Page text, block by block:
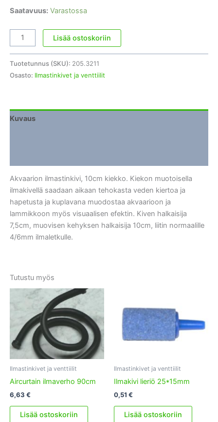
Saatavuus: Varastossa
Ilmakivi
kiekko
Lisää ostoskoriin
Tuotetunnus (SKU): 205.3211
Osasto: Ilmastinkivet ja venttiilit
Kuvaus
Akvaarion ilmastinkivi, 10cm kiekko. Kiekon muotoisella
ilmakivellä saadaan aikaan tehokasta veden kiertoa ja
hapetusta ja kuplavana muodostaa akvaarioon ja
lammikkoon myös visuaalisen efektin. Kiven halkaisija
7,5cm, muovisen kehyksen halkaisija 10cm, liitin normaalille
4/6mm ilmaletkulle.
Tutustu myös
Ilmastinkivet ja venttiilit
Aircurtain ilmaverho 90cm
6,63 €
Lisää ostoskoriin
Ilmastinkivet ja venttiilit
Ilmakivi lieriö 25*15mm
0,51 €
Lisää ostoskoriin